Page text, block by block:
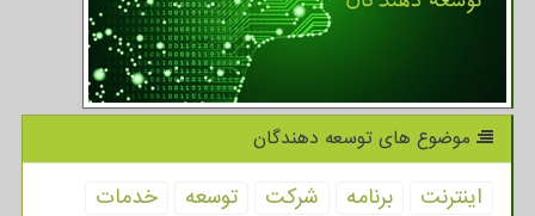
موضوع های توسعه دهندگان
اینترنت برنامه شركت توسعه
خدمات